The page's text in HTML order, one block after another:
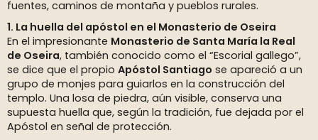
fuentes, caminos de montaña y pueblos rurales.
1. La huella del apóstol en el Monasterio de Oseira
En el impresionante Monasterio de Santa María la Real
de Oseira, también conocido como el “Escorial gallego”,
se dice que el propio Apóstol Santiago se apareció a un
grupo de monjes para guiarlos en la construcción del
templo. Una losa de piedra, aún visible, conserva una
supuesta huella que, según la tradición, fue dejada por el
Apóstol en señal de protección.